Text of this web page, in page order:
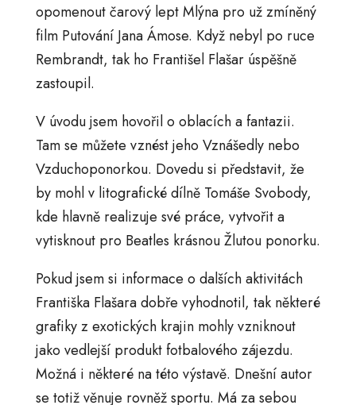
opomenout čarový lept Mlýna pro už zmíněný
film Putování Jana Ámose. Když nebyl po ruce
Rembrandt, tak ho Františel Flašar úspěšně
zastoupil.
V úvodu jsem hovořil o oblacích a fantazii.
Tam se můžete vznést jeho Vznášedly nebo
Vzduchoponorkou. Dovedu si představit, že
by mohl v litografické dílně Tomáše Svobody,
kde hlavně realizuje své práce, vytvořit a
vytisknout pro Beatles krásnou Žlutou ponorku.
Pokud jsem si informace o dalších aktivitách
Františka Flašara dobře vyhodnotil, tak některé
grafiky z exotických krajin mohly vzniknout
jako vedlejší produkt fotbalového zájezdu.
Možná i některé na této výstavě. Dnešní autor
se totiž věnuje rovněž sportu. Má za sebou